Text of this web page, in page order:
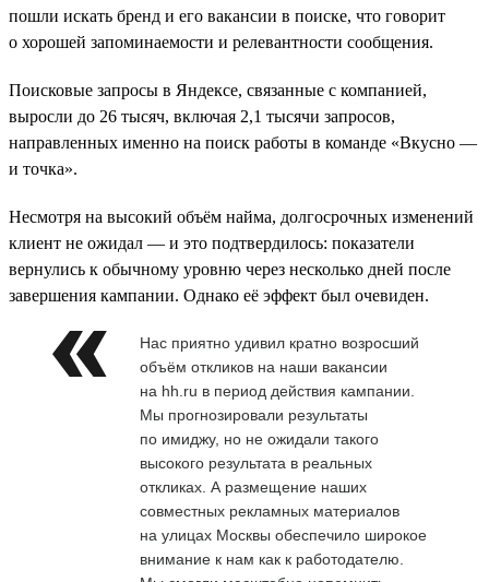
пошли искать бренд и его вакансии в поиске, что говорит
о хорошей запоминаемости и релевантности сообщения.
Поисковые запросы в Яндексе, связанные с компанией,
выросли до 26 тысяч, включая 2,1 тысячи запросов,
направленных именно на поиск работы в команде «Вкусно —
и точка».
Несмотря на высокий объём найма, долгосрочных изменений
клиент не ожидал — и это подтвердилось: показатели
вернулись к обычному уровню через несколько дней после
завершения кампании. Однако её эффект был очевиден.
Нас приятно удивил кратно возросший
объём откликов на наши вакансии
на hh.ru в период действия кампании.
Мы прогнозировали результаты
по имиджу, но не ожидали такого
высокого результата в реальных
откликах. А размещение наших
совместных рекламных материалов
на улицах Москвы обеспечило широкое
внимание к нам как к работодателю.